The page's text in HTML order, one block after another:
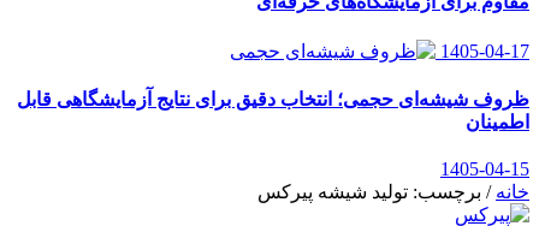
1405-04-17
ظروف شیشه‌ای حجمی؛ انتخاب دقیق برای نتایج آزمایشگاهی قابل
اطمینان
1405-04-15
خانه / برچسب: تولید شیشه پیرکس